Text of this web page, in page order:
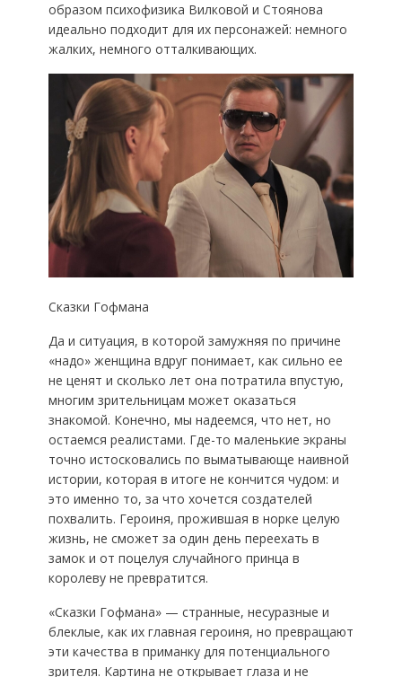
образом психофизика Вилковой и Стоянова
идеально подходит для их персонажей: немного
жалких, немного отталкивающих.
Сказки Гофмана
Да и ситуация, в которой замужняя по причине
«надо» женщина вдруг понимает, как сильно ее
не ценят и сколько лет она потратила впустую,
многим зрительницам может оказаться
знакомой. Конечно, мы надеемся, что нет, но
остаемся реалистами. Где-то маленькие экраны
точно истосковались по выматывающе наивной
истории, которая в итоге не кончится чудом: и
это именно то, за что хочется создателей
похвалить. Героиня, прожившая в норке целую
жизнь, не сможет за один день переехать в
замок и от поцелуя случайного принца в
королеву не превратится.
«Сказки Гофмана» — странные, несуразные и
блеклые, как их главная героиня, но превращают
эти качества в приманку для потенциального
зрителя. Картина не открывает глаза и не